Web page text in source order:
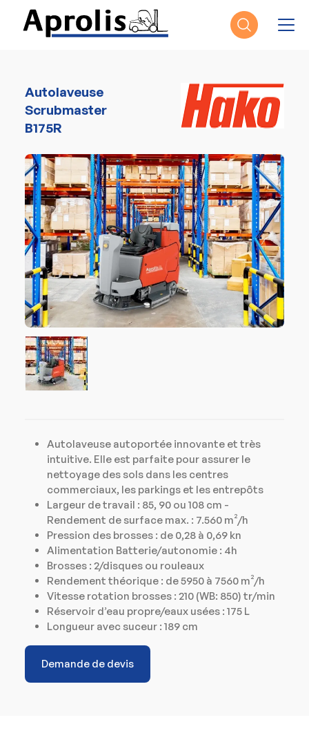
Aller au contenu principal
Autolaveuse
Scrubmaster
B175R
Autolaveuse autoportée innovante et très
intuitive. Elle est parfaite pour assurer le
nettoyage des sols dans les centres
commerciaux, les parkings et les entrepôts
Largeur de travail : 85, 90 ou 108 cm -
Rendement de surface max. : 7.560 m²/h
Pression des brosses : de 0,28 à 0,69 kn
Alimentation Batterie/autonomie : 4h
Brosses : 2/disques ou rouleaux
Rendement théorique : de 5950 à 7560 m²/h
Vitesse rotation brosses : 210 (WB: 850) tr/min
Réservoir d’eau propre/eaux usées : 175 L
Longueur avec suceur : 189 cm
Demande de devis